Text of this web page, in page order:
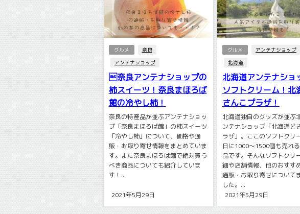
グルメ
奈良
アンテナショップ
奈良アンテナショップの
柿スイーツ！奈良まほろば
館の冷やし柿！
奈良の特産品が並ぶアンテナショッ
プ「奈良まほろば館」の柿スイーツ
「冷やし柿」について、価格や通
販・お取り寄せ情報をまとめていま
す。また奈良まほろば館で絶対買う
べき商品についても紹介していま
す！...
2021年5月29日
グルメ
アンテナショップ
北海道
北海道アンテナショ
ソフトクリーム！北
さんこプラザ！
北海道独自のグッズが並ぶ
ンテナショップ「北海道ど
ラザ」。ここのソフトクリ
日に1000〜1500個も売れ
品です。そんなソフトクリ
細や店舗情報、他のおすす
通販・お取り寄せについて
した。...
2021年5月29日